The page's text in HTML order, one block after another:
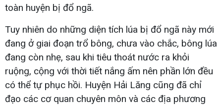
toàn huyện bị đổ ngã.
Tuy nhiên do những diện tích lúa bị đổ ngã này mới
đang ở giai đoạn trổ bông, chưa vào chắc, bông lúa
đang còn nhẹ, sau khi tiêu thoát nước ra khỏi
ruộng, cộng với thời tiết nắng ấm nên phần lớn đều
có thể tự phục hồi. Huyện Hải Lăng cũng đã chỉ
đạo các cơ quan chuyên môn và các địa phương